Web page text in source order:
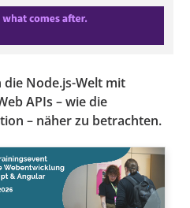
die Node.js-Welt mit
APIs – wie die
– näher zu betrachten.